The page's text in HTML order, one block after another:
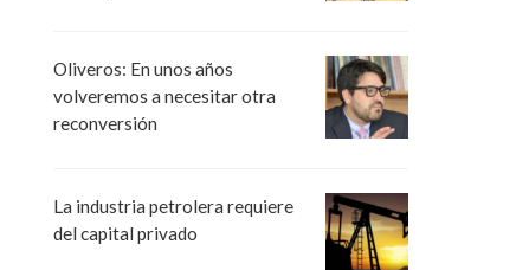
Oliveros: En unos años
volveremos a necesitar otra
reconversión
La industria petrolera requiere
del capital privado